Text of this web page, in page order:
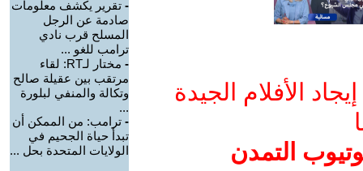
الأفلام الجيدة
التمدن
- تقرير يكشف معلومات
صادمة عن الرجل
المسلح قرب نادي
ترامب للغو ...
-
مختار لـRT: لقاء
مرتقب بين عقيلة صالح
وتكالة والمنفي لبلورة
...
- ترامب: من الممكن أن
تبدأ حياة الجحيم في
الولايات المتحدة بحل ...